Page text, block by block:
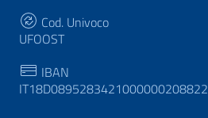
Cod. Univoco
UFOOST
IBAN
IT18D0895283421000000208822